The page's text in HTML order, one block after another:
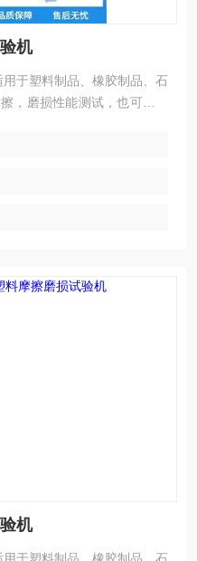
机
于塑料制品、橡胶制品、石
，磨损性能测试，也可对试
机